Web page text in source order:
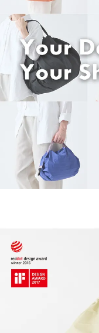
【注意事項】
１．透過由恩沛科技股份
易，需依本服務之必要範
權轉讓予恩沛科技股份有
２．關於個人資料處理事
https://aftee.tw/terms/
３．未成年的使用者請事
「AFTEE先享後付」，若
任。
４．使用「AFTEE先享後
時審查核予不同之上限額
請求用戶進行身份認證。
５．嚴禁一人註冊多個帳
恩沛科技股份有限公司將